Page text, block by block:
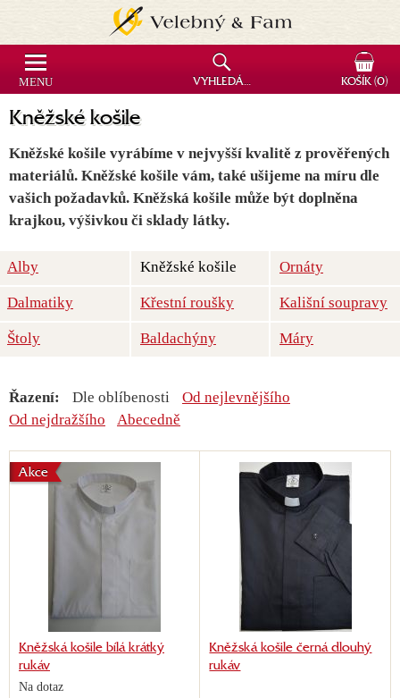
Kněžské košile
Kněžské košile vyrábíme v nejvyšší kvalitě z prověřených
materiálů. Kněžské košile vám, také ušijeme na míru dle
vašich požadavků. Kněžská košile může být doplněna
krajkou, výšivkou či sklady látky.
Alby Kněžské košile Ornáty
Dalmatiky Křestní roušky Kališní soupravy
Štoly Baldachýny Máry
Řazení: Dle oblíbenosti
Od nejlevnějšího
Od nejdražšího
Abecedně
Kněžská košile bílá krátký
rukáv
Na dotaz
Akce
Kněžská košile černá dlouhý
rukáv
MENU VYHLEDÁVÁNÍ KOŠÍK(0)